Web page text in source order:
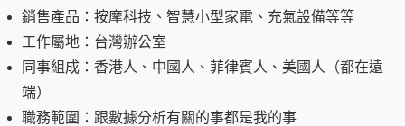
銷售產品：按摩科技、智慧小型家電、充氣設備等等
工作屬地：台灣辦公室
同事組成：香港人、中國人、菲律賓人、美國人（都在遠
端）
職務範圍：跟數據分析有關的事都是我的事